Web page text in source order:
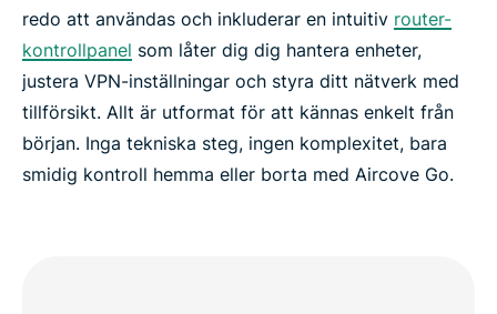
redo att användas och inkluderar en intuitiv router-
kontrollpanel som låter dig dig hantera enheter,
justera VPN-inställningar och styra ditt nätverk med
tillförsikt. Allt är utformat för att kännas enkelt från
början. Inga tekniska steg, ingen komplexitet, bara
smidig kontroll hemma eller borta med Aircove Go.